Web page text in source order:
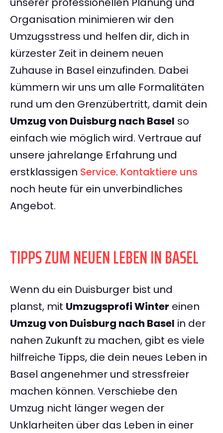
Organisation minimieren wir den
Umzugsstress und helfen dir, dich in
kürzester Zeit in deinem neuen
Zuhause in Basel einzufinden. Dabei
kümmern wir uns um alle Formalitäten
rund um den Grenzübertritt, damit dein
Umzug von Duisburg nach Basel so
einfach wie möglich wird. Vertraue auf
unsere jahrelange Erfahrung und
erstklassigen Service. Kontaktiere uns
noch heute für ein unverbindliches
Angebot.
TIPPS ZUM NEUEN LEBEN IN BASEL
Wenn du ein Duisburger bist und
planst, mit Umzugsprofi Winter einen
Umzug von Duisburg nach Basel in der
nahen Zukunft zu machen, gibt es viele
hilfreiche Tipps, die dein neues Leben in
Basel angenehmer und stressfreier
machen können. Verschiebe den
Umzug nicht länger wegen der
Unklarheiten über das Leben in einer